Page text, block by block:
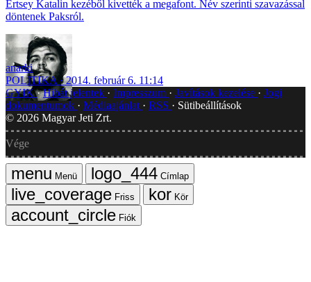
Ertsey Katalin kezéből kivették a megafont. Név szerinti szavazással
döntenek Paksról.
anarki
POLITIKA
2014. február 6. 11:14
GYIK Hibát jelentek Impresszum Javítások kezelése
Jogi
dokumentumok
Médiaajánlat RSS
Sütibeállítások
© 2026 Magyar Jeti Zrt.
Vége
Menü
Címlap
Friss
Kör
Fiók